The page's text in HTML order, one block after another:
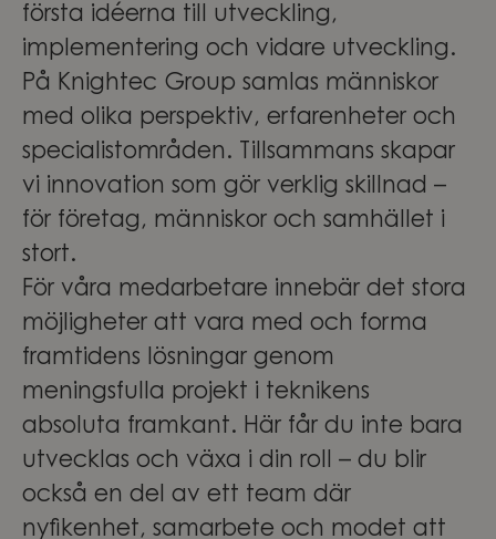
första idéerna till utveckling,
implementering och vidare utveckling.
På Knightec Group samlas människor
med olika perspektiv, erfarenheter och
specialistområden. Tillsammans skapar
vi innovation som gör verklig skillnad –
för företag, människor och samhället i
stort.
För våra medarbetare innebär det stora
möjligheter att vara med och forma
framtidens lösningar genom
meningsfulla projekt i teknikens
absoluta framkant. Här får du inte bara
utvecklas och växa i din roll – du blir
också en del av ett team där
nyfikenhet, samarbete och modet att